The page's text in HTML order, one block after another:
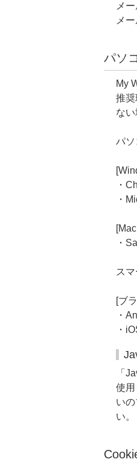
メ
メ
パソ
My
推
な
パソ
・
・
・
ス
[ブ
・
・
「
使
い
い。